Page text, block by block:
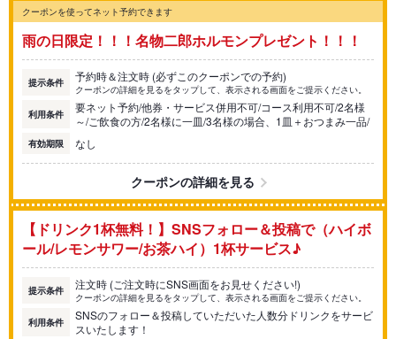
クーポンを使ってネット予約できます
雨の日限定！！！名物二郎ホルモンプレゼント！！！
提示条件 予約時＆注文時 (必ずこのクーポンでの予約)
クーポンの詳細を見るをタップして、表示される画面をご提示ください。
利用条件
要ネット予約/他券・サービス併用不可/コース利用不可/2名様
～/ご飲食の方/2名様に一皿/3名様の場合、1皿＋おつまみ一品/
有効期限 なし
クーポンの詳細を見る
【ドリンク1杯無料！】SNSフォロー＆投稿で（ハイボ
ール/レモンサワー/お茶ハイ）1杯サービス♪
提示条件 注文時 (ご注文時にSNS画面をお見せください!)
クーポンの詳細を見るをタップして、表示される画面をご提示ください。
利用条件
SNSのフォロー＆投稿していただいた人数分ドリンクをサービ
スいたします！